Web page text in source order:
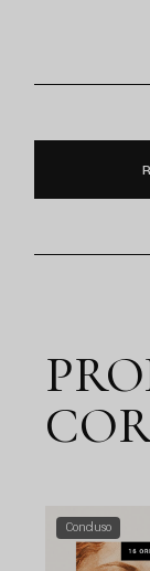
Concluso